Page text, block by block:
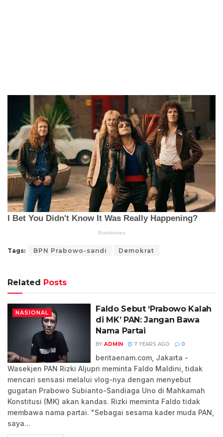
Tags: BPN Prabowo-sandi Demokrat
Related Posts
NASIONAL
Faldo Sebut ‘Prabowo Kalah
di MK’ PAN: Jangan Bawa
Nama Partai
BY ADMIN 7 YEARS AGO 0
beritaenam.com, Jakarta -
Wasekjen PAN Rizki Aljupri meminta Faldo Maldini, tidak
mencari sensasi melalui vlog-nya dengan menyebut
gugatan Prabowo Subianto-Sandiaga Uno di Mahkamah
Konstitusi (MK) akan kandas. Rizki meminta Faldo tidak
membawa nama partai. "Sebagai sesama kader muda PAN,
saya...